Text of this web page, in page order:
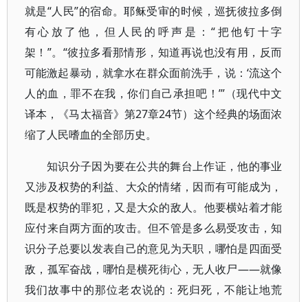
就是“人民”的宿命。耶稣受审的时候，巡抚彼拉多倒
有心放了他，但人民的呼声是：“把他钉十字
架！”。“彼拉多看那情形，知道再说也没有用，反而
可能激起暴动，就拿水在群众面前洗手，说：‘流这个
人的血，罪不在我，你们自己承担吧！’”（现代中文
译本，《马太福音》第27章24节）这个经典的场面浓
缩了人民嗜血的全部历史。
知识分子因为要在公共的舞台上作证，他的事业
又涉及权势的利益、大众的情绪，因而有可能成为，
既是权势的罪犯，又是大众的敌人。他要横站着才能
应付来自两方面的攻击。但不管是多么易受攻击，知
识分子总要以发表自己的意见为天职，哪怕是四面受
敌，孤军奋战，哪怕是横死街心，无人收尸——就像
我们故事中的那位老农说的：死归死，不能让地荒